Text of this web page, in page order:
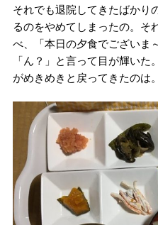
それでも退院してきたばかり
るのをやめてしまったの。そ
べ、「本日の夕食でございま
「ん？」と言って目が輝い
がめきめきと戻ってきたのは。